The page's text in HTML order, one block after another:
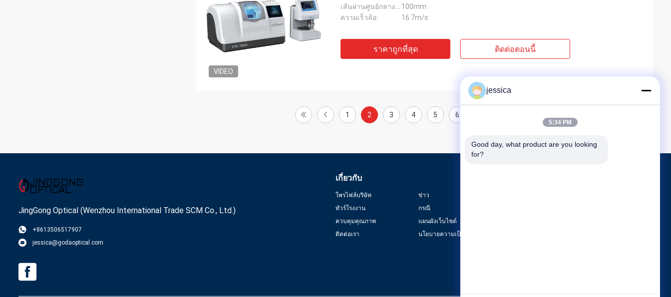
VIDEO
เส้นผ่านศูนย์กลางล้อ: 100mm
ความเร็วล้อ:
16.7m/s
ราคาถูกที่สุด ติดต่อตอนนี้
1 2 3 4 5 6
JingGong Optical (Wenzhou International Trade SCM Co., Ltd.)
+8613506517907
jessica@godaoptical.com
เกี่ยวกับ
โพรไฟล์บริษัท
ทัวร์โรงงาน
ควบคุมคุณภาพ
ติดต่อเรา
ข่าว
กรณี
แผนผังเว็บไซต์
นโยบายความเป็นส่วนตัว
jessica
5:34 PM
Good day, what product are you looking
for?